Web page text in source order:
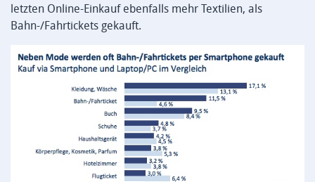
letzten Online-Einkauf ebenfalls mehr Textilien, als
Bahn-/Fahrtickets gekauft.